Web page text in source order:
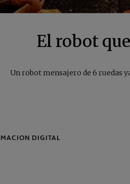
El robot
Un robot mensajero de 6 ruedas